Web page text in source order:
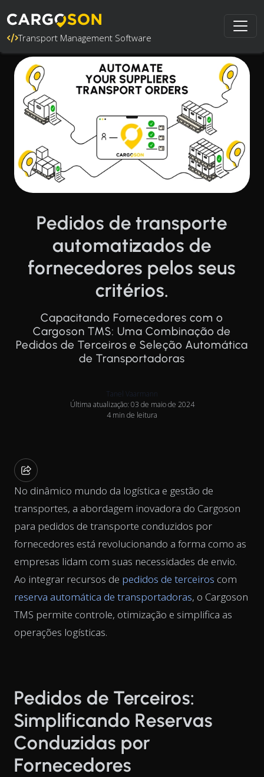
Transport Management Software
Pedidos de transporte
automatizados de
fornecedores pelos seus
critérios.
Capacitando Fornecedores com o
Cargoson TMS: Uma Combinação de
Pedidos de Terceiros e Seleção Automática
de Transportadoras
Tanel Vaarmann
Última atualização: 03 de maio de 2024
4 min de leitura
No dinâmico mundo da logística e gestão de
transportes, a abordagem inovadora do Cargoson
para pedidos de transporte conduzidos por
fornecedores está revolucionando a forma como as
empresas lidam com suas necessidades de envio.
Ao integrar recursos de pedidos de terceiros com
reserva automática de transportadoras, o Cargoson
TMS permite controle, otimização e simplifica as
operações logísticas.
Pedidos de Terceiros:
Simplificando Reservas
Conduzidas por
Fornecedores